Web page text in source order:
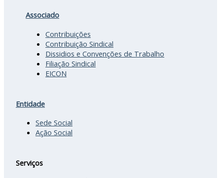
Associado
Contribuições
Contribuição Sindical
Dissidios e Convenções de Trabalho
Filiação Sindical
EICON
Entidade
Sede Social
Ação Social
Serviços